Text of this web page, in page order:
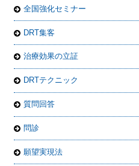
全国強化セミナー
DRT集客
治療効果の立証
DRTテクニック
質問回答
問診
願望実現法